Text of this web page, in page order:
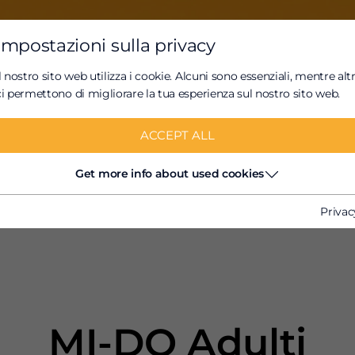
Storie di CuoreNews
piccole con
MI-DO Adulti
sulla privacy
nostro sito web utilizza i cookie. Alcuni sono essenziali, mentre
permettono di migliorare la tua esperienza sul nostro sito web.
ACCEPT ALL
Get more info about used cookies